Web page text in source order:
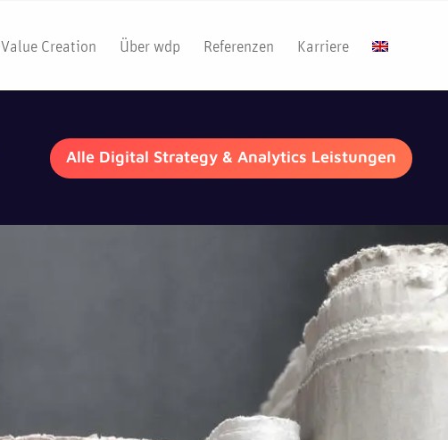
Value Creation Über wdp Referenzen Karriere
Alle Digital Strategy & Analytics Leistungen